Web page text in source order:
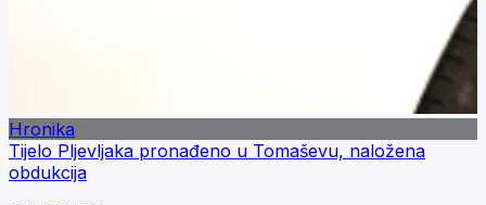
Hronika
Tijelo Pljevljaka pronađeno u Tomaševu, naložena
obdukcija